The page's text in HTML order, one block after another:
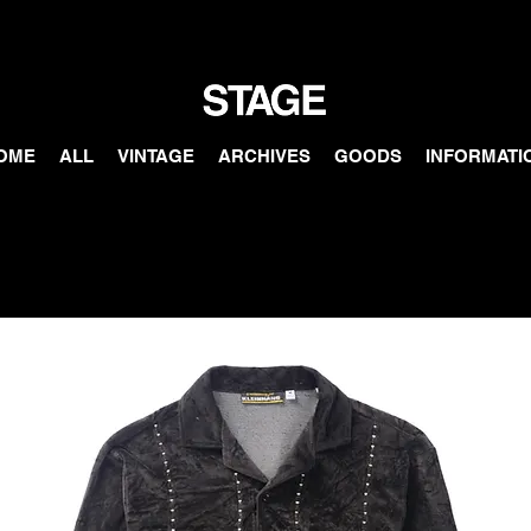
ALL VINTAGE ARCHIVES GOODS